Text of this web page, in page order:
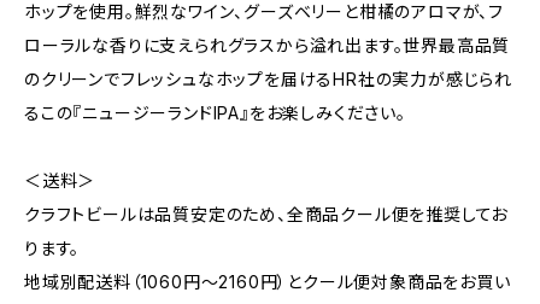
ホップを使用。鮮烈なワイン、グーズベリーと柑橘のアロマが、フ
ローラルな香りに支えられグラスから溢れ出ます。世界最高品質
のクリーンでフレッシュなホップを届けるHR社の実力が感じられ
るこの『ニュージーランドIPA』をお楽しみください。
＜送料＞
クラフトビールは品質安定のため、全商品クール便を推奨してお
ります。
地域別配送料（1060円～2160円）とクール便対象商品をお買い